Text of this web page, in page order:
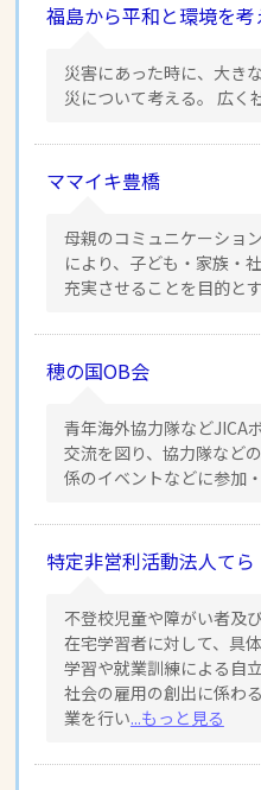
福島から平和と環境を考
災害にあった時に、大き
災について考える。 広く
ママイキ豊橋
母親のコミュニケーショ
により、子ども・家族・
充実させることを目的とす
穂の国OB会
青年海外協力隊などJICA
交流を図り、協力隊など
係のイベントなどに参加
特定非営利活動法人てら
不登校児童や障がい者及
在宅学習者に対して、具
学習や就業訓練による自
社会の雇用の創出に係わ
業を行い...もっと見る